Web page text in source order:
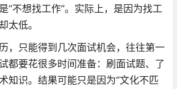
“不想找工作”。实际上，是因为找工
太低。
，只能得到几次面试机会，往往第一
都要花很多时间准备：刷面试题、了
知识。结果可能只是因为“文化不匹